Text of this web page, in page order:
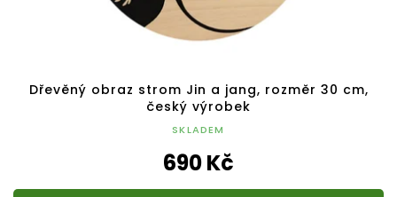
Dřevěný obraz strom Jin a jang, rozměr 30 cm,
český výrobek
SKLADEM
690 Kč